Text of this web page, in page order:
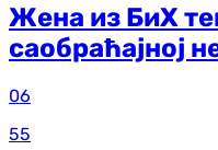
Жена из БиХ
саобраћајној
06
55